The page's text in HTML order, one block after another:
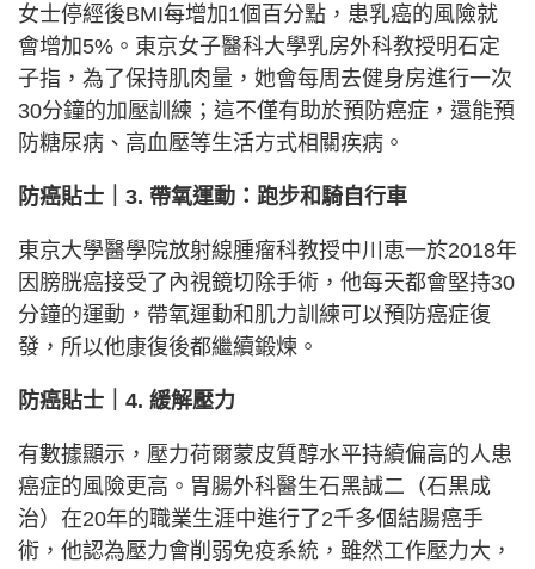
女士停經後BMI每增加1個百分點，患乳癌的風險就
會增加5%。東京女子醫科大學乳房外科教授明石定
子指，為了保持肌肉量，她會每周去健身房進行一次
30分鐘的加壓訓練；這不僅有助於預防癌症，還能預
防糖尿病、高血壓等生活方式相關疾病。
防癌貼士｜3. 帶氧運動：跑步和騎自行車
東京大學醫學院放射線腫瘤科教授中川恵一於2018年
因膀胱癌接受了內視鏡切除手術，他每天都會堅持30
分鐘的運動，帶氧運動和肌力訓練可以預防癌症復
發，所以他康復後都繼續鍛煉。
防癌貼士｜4. 緩解壓力
有數據顯示，壓力荷爾蒙皮質醇水平持續偏高的人患
癌症的風險更高。胃腸外科醫生石黑誠二（石黒成
治）在20年的職業生涯中進行了2千多個結腸癌手
術，他認為壓力會削弱免疫系統，雖然工作壓力大，